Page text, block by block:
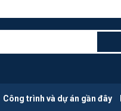
Công trình và dự án gần đây
MUA NGAY